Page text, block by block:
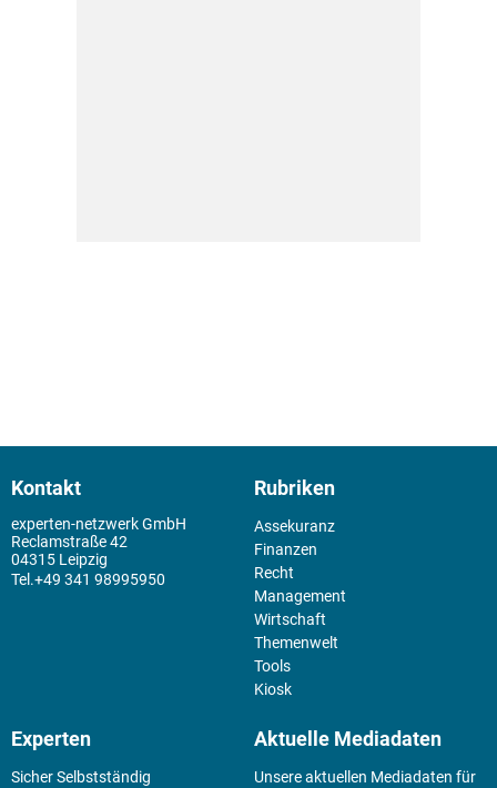
Kontakt
experten-netzwerk GmbH
Reclamstraße 42
04315 Leipzig
+49 341 98995950
Rubriken
Assekuranz
Finanzen
Recht
Management
Wirtschaft
Themenwelt
Tools
Kiosk
Experten
Sicher Selbstständig
Aktuelle Mediadaten
Unsere aktuellen Mediadaten für